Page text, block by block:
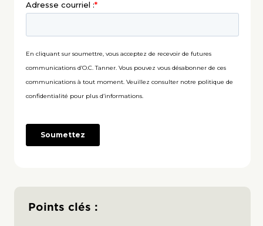
Points clés :